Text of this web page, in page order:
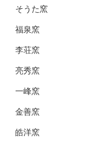
そうた窯
福泉窯
李荘窯
亮秀窯
一峰窯
金善窯
皓洋窯